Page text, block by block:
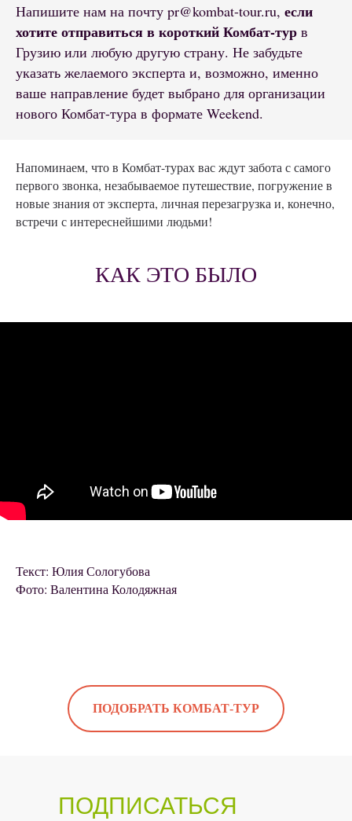
Напишите нам на почту pr@kombat-tour.ru, если
хотите отправиться в короткий Комбат-тур в
Грузию или любую другую страну. Не забудьте
указать желаемого эксперта и, возможно, именно
ваше направление будет выбрано для организации
нового Комбат-тура в формате Weekend.
Напоминаем, что в Комбат-турах вас ждут забота с самого
первого звонка, незабываемое путешествие, погружение в
новые знания от эксперта, личная перезагрузка и, конечно,
встречи с интереснейшими людьми!
КАК ЭТО БЫЛО
Текст: Юлия Сологубова
Фото: Валентина Колодяжная
ПОДОБРАТЬ КОМБАТ-ТУР
ПОДПИСАТЬСЯ